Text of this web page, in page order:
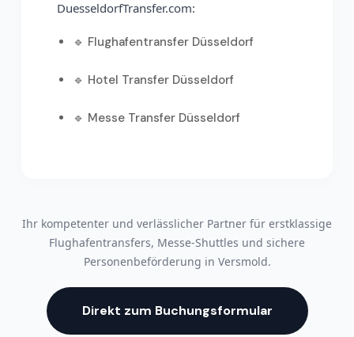
DuesseldorfTransfer.com:
🔹 Flughafentransfer Düsseldorf
🔹 Hotel Transfer Düsseldorf
🔹 Messe Transfer Düsseldorf
Ihr kompetenter und verlässlicher Partner für erstklassige
Flughafentransfers, Messe-Shuttles und sichere
Personenbeförderung in Versmold.
Direkt zum Buchungsformular